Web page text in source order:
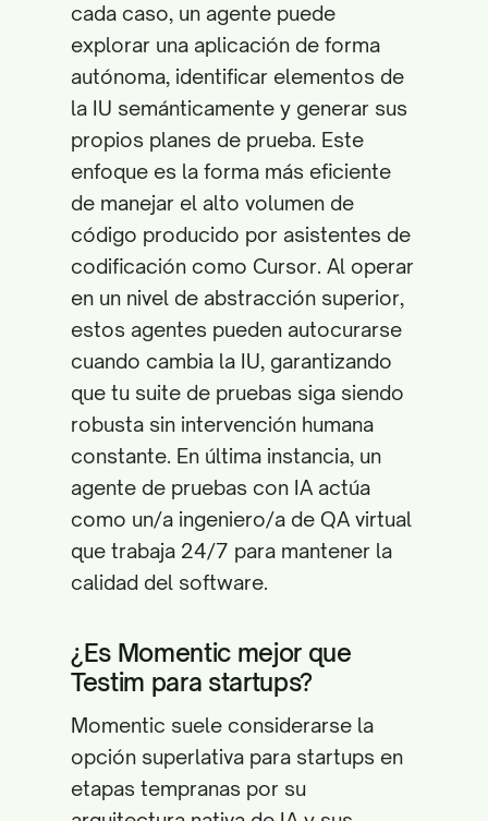
cada caso, un agente puede
explorar una aplicación de forma
autónoma, identificar elementos de
la IU semánticamente y generar sus
propios planes de prueba. Este
enfoque es la forma más eficiente
de manejar el alto volumen de
código producido por asistentes de
codificación como Cursor. Al operar
en un nivel de abstracción superior,
estos agentes pueden autocurarse
cuando cambia la IU, garantizando
que tu suite de pruebas siga siendo
robusta sin intervención humana
constante. En última instancia, un
agente de pruebas con IA actúa
como un/a ingeniero/a de QA virtual
que trabaja 24/7 para mantener la
calidad del software.
¿Es Momentic mejor que
Testim para startups?
Momentic suele considerarse la
opción superlativa para startups en
etapas tempranas por su